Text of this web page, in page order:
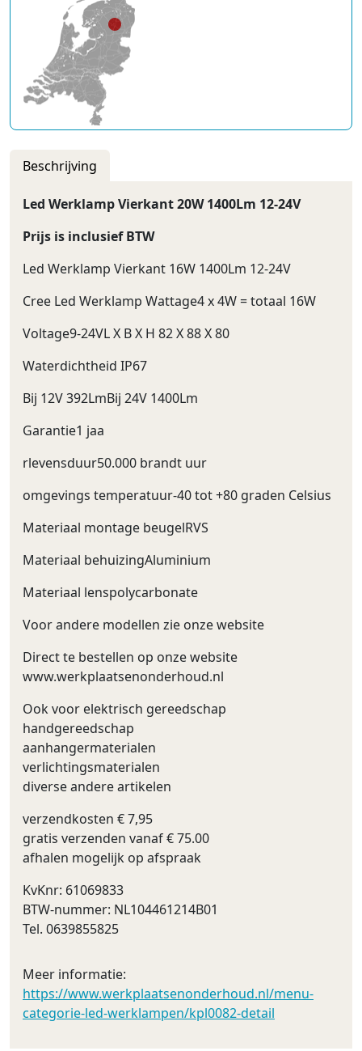
Beschrijving
Led Werklamp Vierkant 20W 1400Lm 12-24V
Prijs is inclusief BTW
Led Werklamp Vierkant 16W 1400Lm 12-24V
Cree Led Werklamp Wattage4 x 4W = totaal 16W
Voltage9-24VL X B X H 82 X 88 X 80
Waterdichtheid IP67
Bij 12V 392LmBij 24V 1400Lm
Garantie1 jaa
rlevensduur50.000 brandt uur
omgevings temperatuur-40 tot +80 graden Celsius
Materiaal montage beugelRVS
Materiaal behuizingAluminium
Materiaal lenspolycarbonate
Voor andere modellen zie onze website
Direct te bestellen op onze website
www.werkplaatsenonderhoud.nl
Ook voor elektrisch gereedschap
handgereedschap
aanhangermaterialen
verlichtingsmaterialen
diverse andere artikelen
verzendkosten € 7,95
gratis verzenden vanaf € 75.00
afhalen mogelijk op afspraak
KvKnr: 61069833
BTW-nummer: NL104461214B01
Tel. 0639855825
Meer informatie:
https://www.werkplaatsenonderhoud.nl/menu-
categorie-led-werklampen/kpl0082-detail